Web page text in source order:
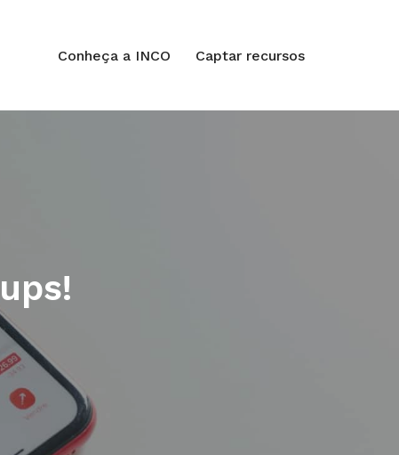
Conheça a INCO Captar recursos